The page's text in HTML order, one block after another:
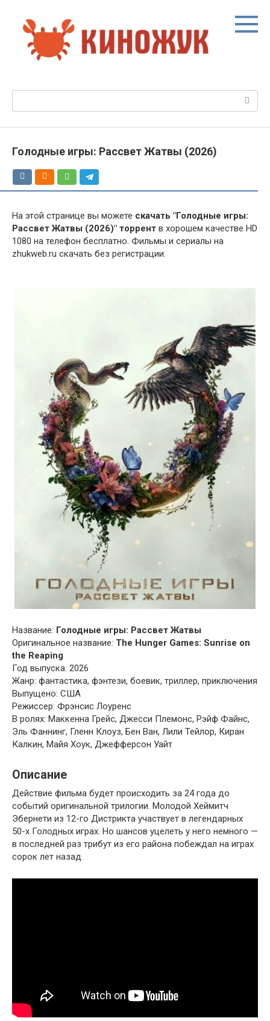
контенту
Голодные игры: Рассвет Жатвы (2026)
На этой странице вы можете скачать "Голодные игры:
Рассвет Жатвы (2026)" торрент в хорошем качестве HD
1080 на телефон бесплатно. Фильмы и сериалы на
zhukweb.ru скачать без регистрации.
Название: Голодные игры: Рассвет Жатвы
Оригинальное название: The Hunger Games: Sunrise on
the Reaping
Год выпуска: 2026
Жанр: фантастика, фэнтези, боевик, триллер, приключения
Выпущено: США
Режиссер: Фрэнсис Лоуренс
В ролях: Маккенна Грейс, Джесси Племонс, Рэйф Файнс,
Эль Фаннинг, Гленн Клоуз, Бен Ван, Лили Тейлор, Киран
Калкин, Майя Хоук, Джефферсон Уайт
Описание
Действие фильма будет происходить за 24 года до
событий оригинальной трилогии. Молодой Хеймитч
Эбернети из 12-го Дистрикта участвует в легендарных
50-х Голодных играх. Но шансов уцелеть у него немного —
в последней раз трибут из его района побеждал на играх
сорок лет назад.